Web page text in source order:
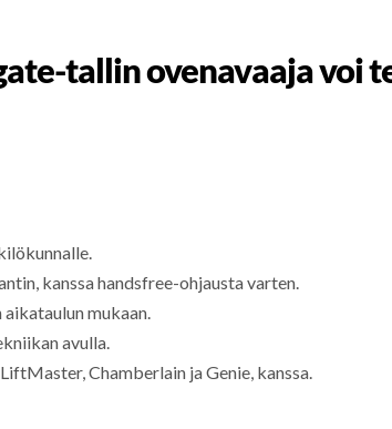
tallin ovenavaaja voi
kanssa handsfree-ohjausta varten.
mukaan.
avulla.
Chamberlain ja Genie, kanssa.